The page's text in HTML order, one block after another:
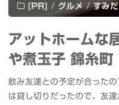
ィ
エ
ク
リ
ク
ス
[PR] / グルメ / すみ
アットホームな
や煮玉子 錦糸町
飲み友達との予定が合った
は貸し切りだったので、友